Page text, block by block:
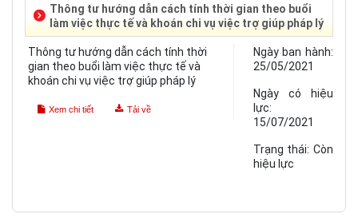
Thông tư hướng dẫn cách tính thời gian theo buổi
làm việc thực tế và khoán chi vụ việc trợ giúp pháp lý
Thông tư hướng dẫn cách tính thời
gian theo buổi làm việc thực tế và
khoán chi vụ việc trợ giúp pháp lý
Xem chi tiết Tải về
Ngày ban hành:
25/05/2021
Ngày có hiệu
lực:
15/07/2021
Trạng thái: Còn
hiệu lực